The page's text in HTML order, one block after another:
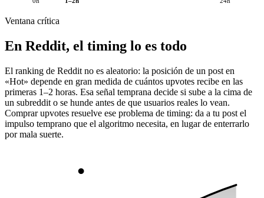
Ventana crítica
En Reddit, el timing lo es todo
El ranking de Reddit no es aleatorio: la posición de un post en
«Hot» depende en gran medida de cuántos upvotes recibe en las
primeras 1–2 horas. Esa señal temprana decide si sube a la cima de
un subreddit o se hunde antes de que usuarios reales lo vean.
Comprar upvotes resuelve ese problema de timing: da a tu post el
impulso temprano que el algoritmo necesita, en lugar de enterrarlo
por mala suerte.